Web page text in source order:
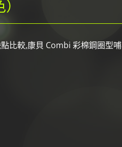
比較,康貝 Combi 彩棉鋼圈型